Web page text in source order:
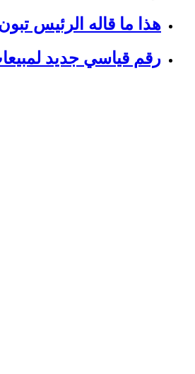
هذا ما قاله الرئيس
رقم قياسي جديد